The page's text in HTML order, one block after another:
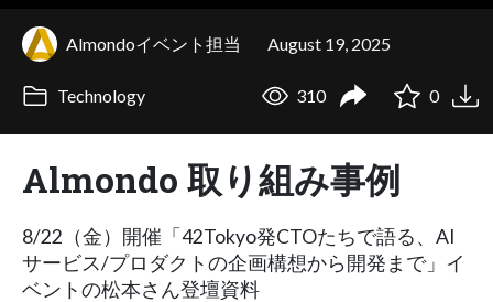
Almondoイベント担当 August 19, 2025
Technology 310 0
Almondo 取り組み事例
8/22（金）開催「42Tokyo発CTOたちで語る、AI
サービス/プロダクトの企画構想から開発まで」イ
ベントの松本さん登壇資料